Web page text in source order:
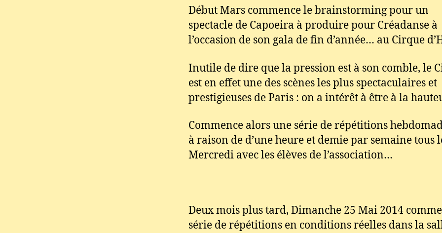
Début Mars commence le brainstorming pour un
spectacle de Capoeira à produire pour Créadanse à
l’occasion de son gala de fin d’année… au Cirque
Inutile de dire que la pression est à son comble, le
est en effet une des scènes les plus spectaculaires et
prestigieuses de Paris : on a intérêt à être à la
Commence alors une série de répétitions
à raison de d’une heure et demie par semaine tous
Mercredi avec les élèves de l’association…
Deux mois plus tard, Dimanche 25 Mai 2014
série de répétitions en conditions réelles dans la